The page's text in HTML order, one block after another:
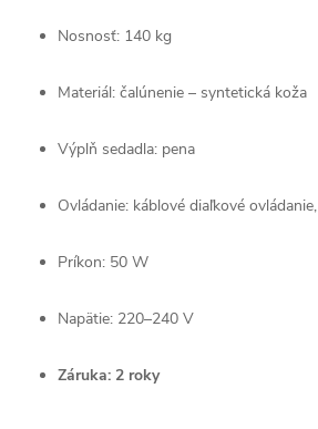
Nosnosť: 140 kg
Materiál: čalúnenie – syntetická koža
Výplň sedadla: pena
Ovládanie: káblové diaľkové ovládanie,
Príkon: 50 W
Napätie: 220–240 V
Záruka: 2 roky